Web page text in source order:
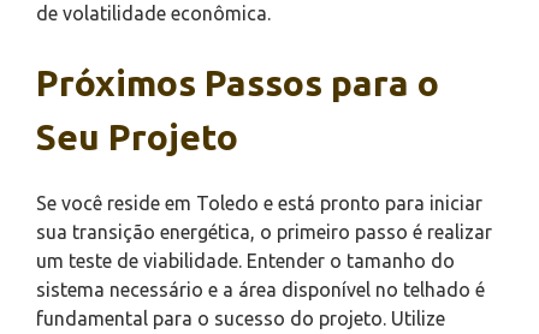
de volatilidade econômica.
Próximos Passos para o
Seu Projeto
Se você reside em Toledo e está pronto para iniciar
sua transição energética, o primeiro passo é realizar
um teste de viabilidade. Entender o tamanho do
sistema necessário e a área disponível no telhado é
fundamental para o sucesso do projeto. Utilize